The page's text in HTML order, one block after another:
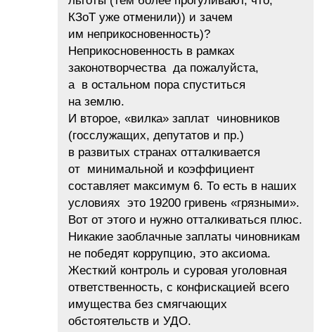
КЗоТ уже отменили)) и зачем
им неприкосновенность)?
Неприкосновенность в рамках
законотворчества да пожалуйста,
а в остальном пора спуститься
на землю.
И второе, «вилка» заплат чиновников
(госслужащих, депутатов и пр.)
в развитых странах отталкивается
от минимальной и коэффициент
составляет максимум 6. То есть в наших
условиях это 19200 гривень «грязными».
Вот от этого и нужно отталкиваться плюс.
Никакие заоблачные заплаты чиновникам
не победят коррупцию, это аксиома.
Жесткий контроль и суровая уголовная
ответственность, с конфискацией всего
имущества без смягчающих
обстоятельств и УДО.